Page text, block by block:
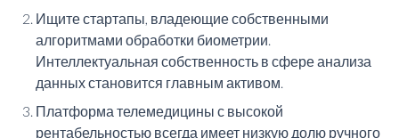
Ищите стартапы, владеющие собственными
алгоритмами обработки биометрии.
Интеллектуальная собственность в сфере анализа
данных становится главным активом.
Платформа телемедицины с высокой
рентабельностью всегда имеет низкую долю ручного